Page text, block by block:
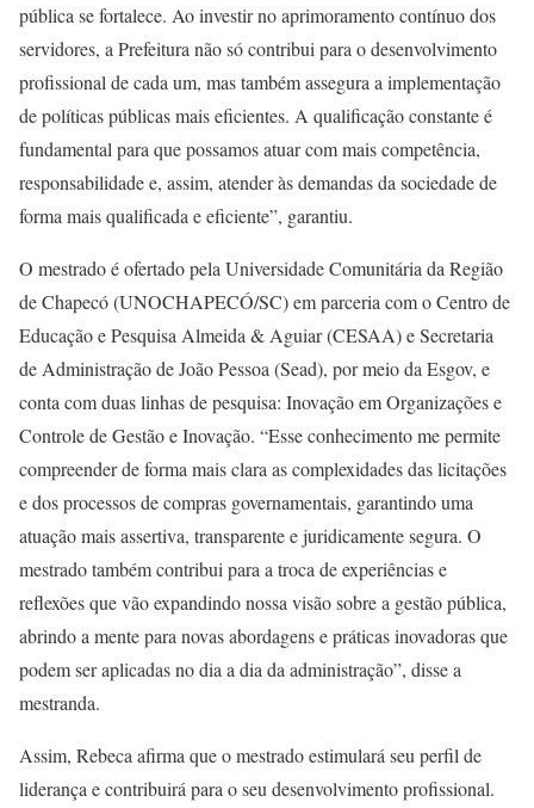
pública se fortalece. Ao investir no aprimoramento contínuo dos
servidores, a Prefeitura não só contribui para o desenvolvimento
profissional de cada um, mas também assegura a implementação
de políticas públicas mais eficientes. A qualificação constante é
fundamental para que possamos atuar com mais competência,
responsabilidade e, assim, atender às demandas da sociedade de
forma mais qualificada e eficiente”, garantiu.
O mestrado é ofertado pela Universidade Comunitária da Região
de Chapecó (UNOCHAPECÓ/SC) em parceria com o Centro de
Educação e Pesquisa Almeida & Aguiar (CESAA) e Secretaria
de Administração de João Pessoa (Sead), por meio da Esgov, e
conta com duas linhas de pesquisa: Inovação em Organizações e
Controle de Gestão e Inovação. “Esse conhecimento me permite
compreender de forma mais clara as complexidades das licitações
e dos processos de compras governamentais, garantindo uma
atuação mais assertiva, transparente e juridicamente segura. O
mestrado também contribui para a troca de experiências e
reflexões que vão expandindo nossa visão sobre a gestão pública,
abrindo a mente para novas abordagens e práticas inovadoras que
podem ser aplicadas no dia a dia da administração”, disse a
mestranda.
Assim, Rebeca afirma que o mestrado estimulará seu perfil de
liderança e contribuirá para o seu desenvolvimento profissional.